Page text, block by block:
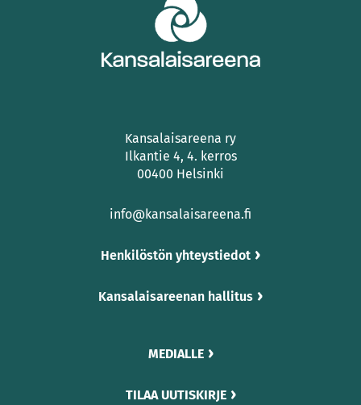
Kansalaisareena ry
Ilkantie 4, 4. kerros
00400 Helsinki
info@kansalaisareena.fi
Henkilöstön yhteystiedot
Kansalaisareenan hallitus
MEDIALLE
TILAA UUTISKIRJE